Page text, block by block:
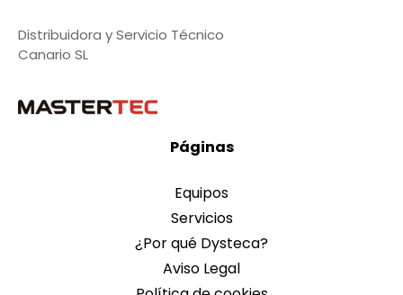
Distribuidora y Servicio Técnico
Canario SL
Páginas
Equipos
Servicios
¿Por qué Dysteca?
Aviso Legal